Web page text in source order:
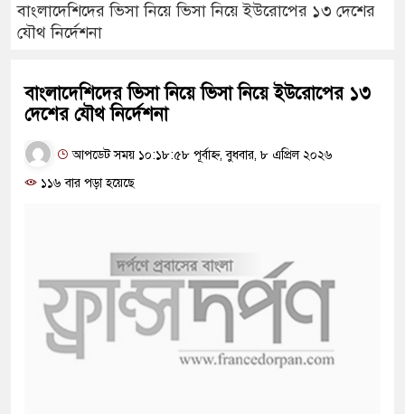
বাংলাদেশিদের ভিসা নিয়ে ভিসা নিয়ে ইউরোপের ১৩ দেশের
যৌথ নির্দেশনা
বাংলাদেশিদের ভিসা নিয়ে ভিসা নিয়ে ইউরোপের ১৩
দেশের যৌথ নির্দেশনা
আপডেট সময় ১০:১৮:৫৮ পূর্বাহ্ন, বুধবার, ৮ এপ্রিল ২০২৬
১১৬ বার পড়া হয়েছে